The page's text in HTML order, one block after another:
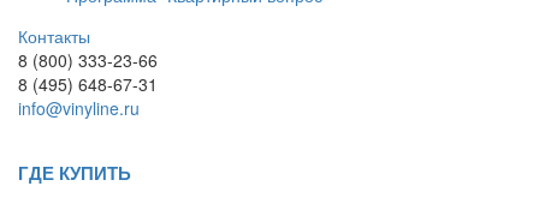
Контакты
8 (800) 333-23-66
8 (495) 648-67-31
info@vinyline.ru
ГДЕ КУПИТЬ